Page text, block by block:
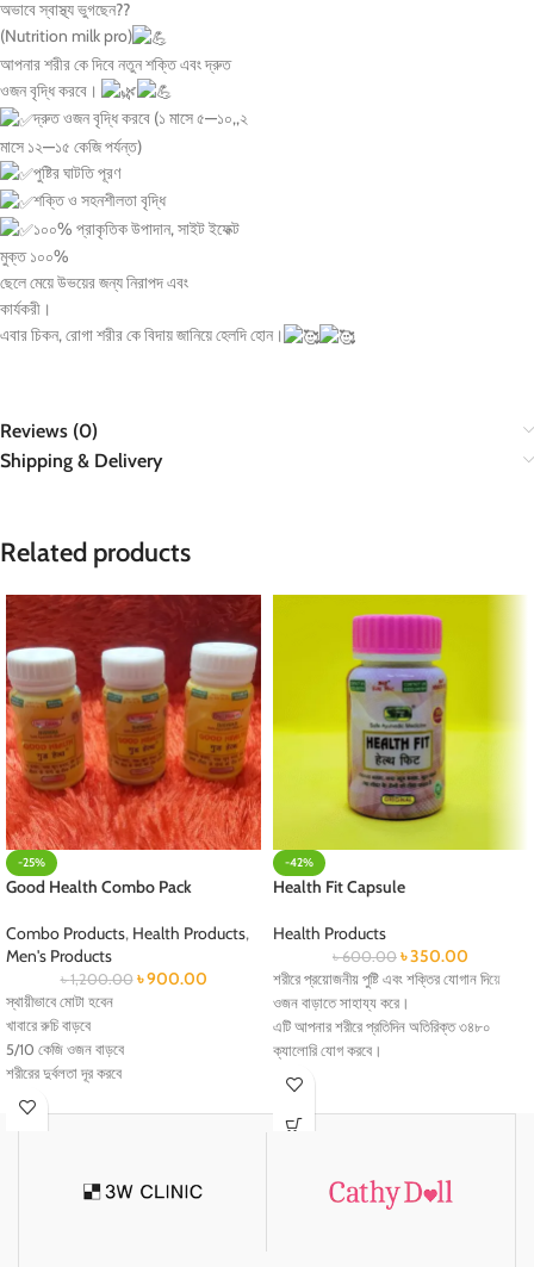
অভাবে স্বাস্থ্য ভুগছেন??
(Nutrition milk pro)
আপনার শরীর কে দিবে নতুন শক্তি এবং দ্রুত
ওজন বৃদ্ধি করবে।
দ্রুত ওজন বৃদ্ধি করবে (১ মাসে ৫—১০,,২
মাসে ১২—১৫ কেজি পর্যন্ত)
পুষ্টির ঘাটতি পূরণ
শক্তি ও সহনশীলতা বৃদ্ধি
১০০% প্রাকৃতিক উপাদান, সাইট ইফেক্ট
মুক্ত ১০০%
ছেলে মেয়ে উভয়ের জন্য নিরাপদ এবং
কার্যকরী।
এবার চিকন, রোগা শরীর কে বিদায় জানিয়ে হেলদি হোন।
Reviews (0)
Shipping & Delivery
Related products
-25%
Good Health Combo Pack
Combo Products, Health Products,
Men's Products
৳1,200.00 ৳900.00
স্থায়ীভাবে মোটা হবেন
খাবারে রুচি বাড়বে
5/10 কেজি ওজন বাড়বে
শরীরের দুর্বলতা দূর করবে
ছেলে এবং মেয়ে উভয় সেবন করতে পারবেন
FDA approved তাই Side Effecsts এর ভয়
-42%
Health Fit Capsule
Health Products
৳600.00 ৳350.00
শরীরে প্রয়োজনীয় পুষ্টি এবং শক্তির যোগান দিয়ে
ওজন বাড়াতে সাহায্য করে।
এটি আপনার শরীরে প্রতিদিন অতিরিক্ত ৩৪৮০
ক্যালোরি যোগ করবে।
এটি নারী এবং পুরুষ উভয়ের জন্য প্রযোজ্য।
খাওয়ার রুচি বাড়াবে।